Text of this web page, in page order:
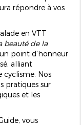
répondre à vos
en VTT
beauté de la
point d'honneur
alliant
cyclisme. Nos
pratiques sur
et les
vous